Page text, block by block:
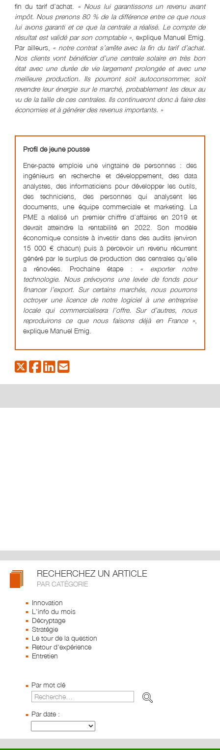
fin du tarif d’achat. « Nous lui garantissons un revenu avant
impôt. Nous prenons 80 % de la différence entre ce que nous
lui avons garanti et ce que la centrale a réalisé. Le compte de
résultat est validé par son comptable » , explique Manuel Emig.
Par ailleurs, « notre contrat s’arrête avec la fin du tarif d’achat.
Nos clients vont bénéficier d’une centrale solaire en très bon
état avec une durée de vie largement prolongée et avec une
meilleure production. Ils pourront soit autoconsommer, soit
revendre leur énergie sur le marché, probablement les deux au
vu de la taille de ces centrales. Ils continueront donc à faire des
économies et à générer des revenus importants. »
Profil de jeune pousse
Ener-pacte emploie une vingtaine de personnes : des
ingénieurs en recherche et développement, des data
analystes, des informaticiens pour développer les outils,
des techniciens, des personnes qui analysent les
documents, une équipe commerciale et marketing. La
PME a réalisé un premier chiffre d’affaires en 2019 et
devrait atteindre la rentabilité en 2022. Son modèle
économique consiste à investir dans des audits (environ
15 000 € chacun) puis à percevoir un revenu récurrent
généré par le surplus de production des centrales qu’elle
a rénovées. Prochaine étape : « exporter notre
technologie. Nous prévoyons une levée de fonds pour
financer l’export. Sur certains marchés, nous pourrons
octroyer une licence de notre logiciel à une entreprise
locale qui commercialisera l’offre. Sur d’autres, nous
reproduirons ce que nous faisons déjà en France »
explique Manuel Emig.
RECHERCHEZ UN ARTICLE
PAR CATÉGORIE
Innovation
L'info du mois
Décryptage
Stratégie
Le tour de la question
Retour d'expérience
Entretien
Par mot clé
Par date :